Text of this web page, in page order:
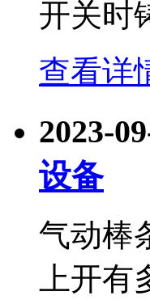
开关时
查看详
2023-
设备
气动棒
上开